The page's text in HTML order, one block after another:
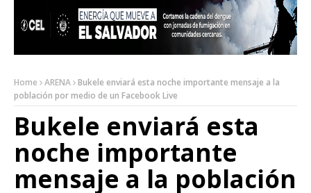
Home ARENA Bukele enviará esta noche importante mensaje a la
población por medio de un Facebook Live
Bukele enviará esta
noche importante
mensaje a la población